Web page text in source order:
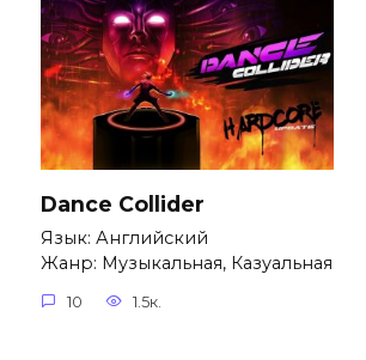
Dance Collider
Язык: Английский
Жанр: Музыкальная, Казуальная
10 1.5к.